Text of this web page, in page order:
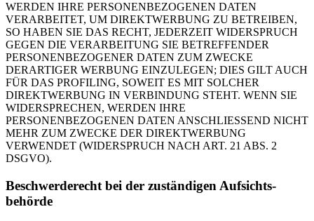
WERDEN IHRE PERSONENBEZOGENEN DATEN
VERARBEITET, UM DIREKTWERBUNG ZU BETREIBEN,
SO HABEN SIE DAS RECHT, JEDERZEIT WIDERSPRUCH
GEGEN DIE VERARBEITUNG SIE BETREFFENDER
PERSONENBEZOGENER DATEN ZUM ZWECKE
DERARTIGER WERBUNG EINZULEGEN; DIES GILT AUCH
FÜR DAS PROFILING, SOWEIT ES MIT SOLCHER
DIREKTWERBUNG IN VERBINDUNG STEHT. WENN SIE
WIDERSPRECHEN, WERDEN IHRE
PERSONENBEZOGENEN DATEN ANSCHLIESSEND NICHT
MEHR ZUM ZWECKE DER DIREKTWERBUNG
VERWENDET (WIDERSPRUCH NACH ART. 21 ABS. 2
DSGVO).
Beschwerde­recht bei der zuständigen Aufsichts­
behörde